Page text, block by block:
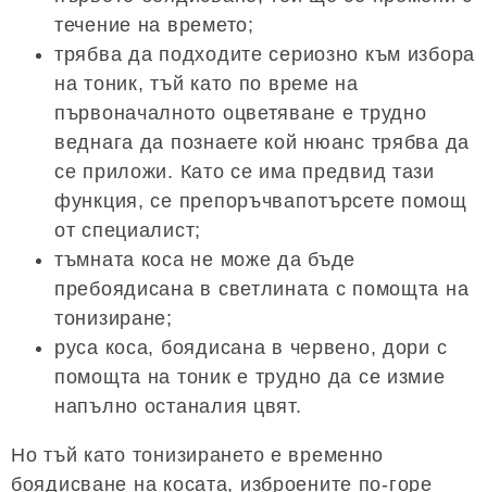
течение на времето;
трябва да подходите сериозно към избора
на тоник, тъй като по време на
първоначалното оцветяване е трудно
веднага да познаете кой нюанс трябва да
се приложи. Като се има предвид тази
функция, се препоръчвапотърсете помощ
от специалист;
тъмната коса не може да бъде
пребоядисана в светлината с помощта на
тонизиране;
руса коса, боядисана в червено, дори с
помощта на тоник е трудно да се измие
напълно останалия цвят.
Но тъй като тонизирането е временно
боядисване на косата, изброените по-горе